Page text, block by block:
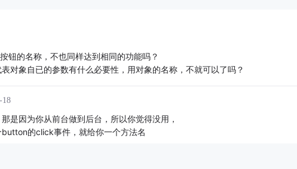
钮的名称，不也同样达到相同的功能吗？
对象自已的参数有什么必要性，用对象的名称，不就可以了吗？
18
是因为你从前台做到后台，所以你觉得没用，
的click事件，就给你一个方法名